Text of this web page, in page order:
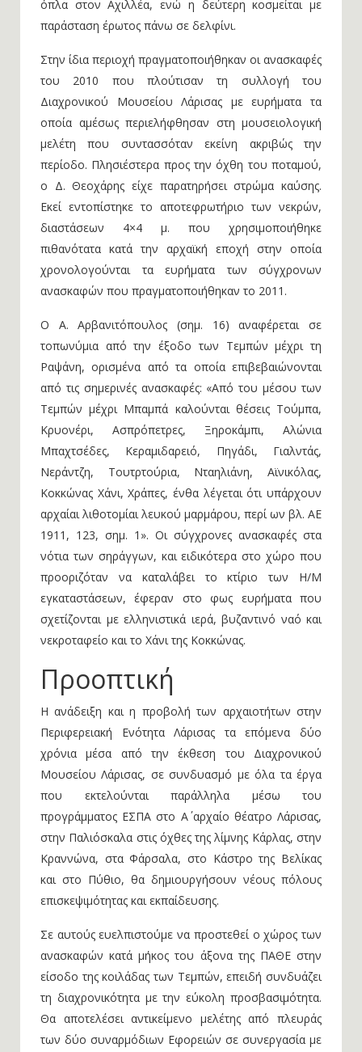
όπλα στον Αχιλλέα, ενώ η δεύτερη κοσμείται με
παράσταση έρωτος πάνω σε δελφίνι.
Στην ίδια περιοχή πραγματοποιήθηκαν οι ανασκαφές
του 2010 που πλούτισαν τη συλλογή του
Διαχρονικού Μουσείου Λάρισας με ευρήματα τα
οποία αμέσως περιελήφθησαν στη μουσειολογική
μελέτη που συντασσόταν εκείνη ακριβώς την
περίοδο. Πλησιέστερα προς την όχθη του ποταμού,
ο Δ. Θεοχάρης είχε παρατηρήσει στρώμα καύσης.
Εκεί εντοπίστηκε το αποτεφρωτήριο των νεκρών,
διαστάσεων 4×4 μ. που χρησιμοποιήθηκε
πιθανότατα κατά την αρχαϊκή εποχή στην οποία
χρονολογούνται τα ευρήματα των σύγχρονων
ανασκαφών που πραγματοποιήθηκαν το 2011.
Ο Α. Αρβανιτόπουλος (σημ. 16) αναφέρεται σε
τοπωνύμια από την έξοδο των Τεμπών μέχρι τη
Ραψάνη, ορισμένα από τα οποία επιβεβαιώνονται
από τις σημερινές ανασκαφές: «Από του μέσου των
Τεμπών μέχρι Μπαμπά καλούνται θέσεις Τούμπα,
Κρυονέρι, Ασπρόπετρες, Ξηροκάμπι, Αλώνια
Μπαχτσέδες, Κεραμιδαρειό, Πηγάδι, Γιαλντάς,
Νεράντζη, Τουτρτούρια, Νταηλιάνη, Αϊνικόλας,
Κοκκώνας Χάνι, Χράπες, ένθα λέγεται ότι υπάρχουν
αρχαίαι λιθοτομίαι λευκού μαρμάρου, περί ων βλ. ΑΕ
1911, 123, σημ. 1». Οι σύγχρονες ανασκαφές στα
νότια των σηράγγων, και ειδικότερα στο χώρο που
προοριζόταν να καταλάβει το κτίριο των Η/Μ
εγκαταστάσεων, έφεραν στο φως ευρήματα που
σχετίζονται με ελληνιστικά ιερά, βυζαντινό ναό και
νεκροταφείο και το Χάνι της Κοκκώνας.
Προοπτική
Η ανάδειξη και η προβολή των αρχαιοτήτων στην
Περιφερειακή Ενότητα Λάρισας τα επόμενα δύο
χρόνια μέσα από την έκθεση του Διαχρονικού
Μουσείου Λάρισας, σε συνδυασμό με όλα τα έργα
που εκτελούνται παράλληλα μέσω του
προγράμματος ΕΣΠΑ στο Α΄ αρχαίο θέατρο Λάρισας,
στην Παλιόσκαλα στις όχθες της λίμνης Κάρλας, στην
Κραννώνα, στα Φάρσαλα, στο Κάστρο της Βελίκας
και στο Πύθιο, θα δημιουργήσουν νέους πόλους
επισκεψιμότητας και εκπαίδευσης.
Σε αυτούς ευελπιστούμε να προστεθεί ο χώρος των
ανασκαφών κατά μήκος του άξονα της ΠΑΘΕ στην
είσοδο της κοιλάδας των Τεμπών, επειδή συνδυάζει
τη διαχρονικότητα με την εύκολη προσβασιμότητα.
Θα αποτελέσει αντικείμενο μελέτης από πλευράς
των δύο συναρμόδιων Εφορειών σε συνεργασία με